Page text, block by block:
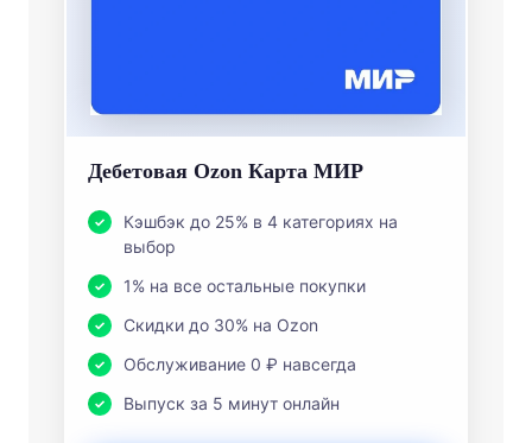
Дебетовая Ozon Карта МИР
Кэшбэк до 25% в 4 категориях на
выбор
1% на все остальные покупки
Скидки до 30% на Ozon
Обслуживание 0 ₽ навсегда
Выпуск за 5 минут онлайн